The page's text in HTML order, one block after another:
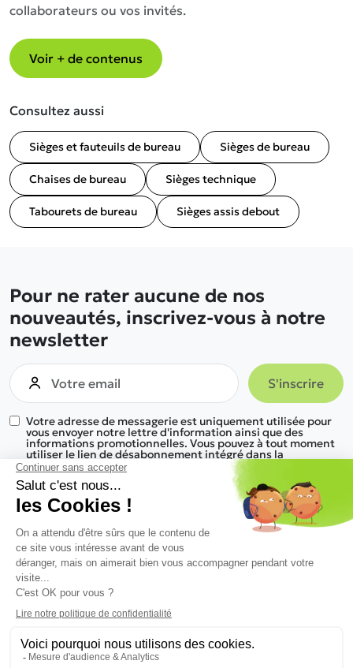
collaborateurs ou vos invités.
Voir + de contenus
Consultez aussi
Sièges et fauteuils de bureau Sièges de bureau
Chaises de bureau Sièges technique
Tabourets de bureau Sièges assis debout
Pour ne rater aucune de nos
nouveautés, inscrivez-vous à notre
newsletter
Votre adresse de messagerie est uniquement utilisée pour
vous envoyer notre lettre d'information ainsi que des
informations promotionnelles. Vous pouvez à tout moment
utiliser le lien de désabonnement intégré dans la
newsletter.
Nous trouver
Nos gammes de produits
Informations
Une réponse à tous vos besoins
Nous découvrir